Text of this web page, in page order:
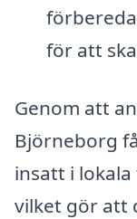
för att
Genom att
Björneborg
insatt i
vilket gör att